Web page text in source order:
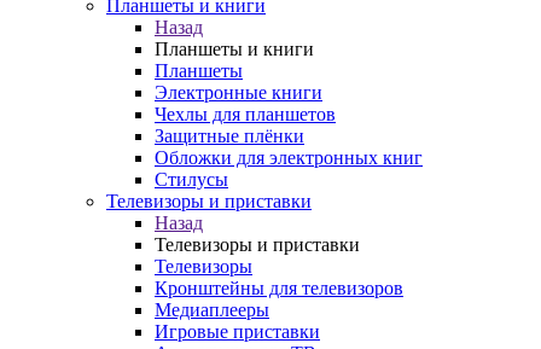
Планшеты и книги
Назад
Планшеты и книги
Планшеты
Электронные книги
Чехлы для планшетов
Защитные плёнки
Обложки для электронных книг
Стилусы
Телевизоры и приставки
Назад
Телевизоры и приставки
Телевизоры
Кронштейны для телевизоров
Медиаплееры
Игровые приставки